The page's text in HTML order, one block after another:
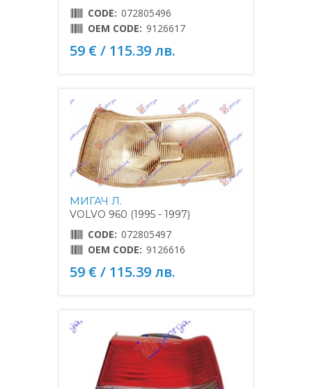
CODE: 072805496
OEM CODE: 9126617
59 € / 115.39 лв.
МИГАЧ Л.
VOLVO 960 (1995 - 1997)
CODE: 072805497
OEM CODE: 9126616
59 € / 115.39 лв.